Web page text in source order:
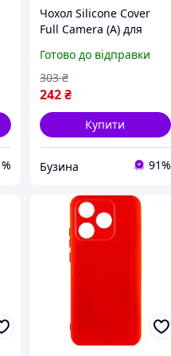
Чохол Silicone Cover
Full Camera (A) для
(KL4)/Spark Go 2025
Колір 14.Red buzyna
Готово до відправки
242 ₴
303 ₴
Купити
Бузина 91%